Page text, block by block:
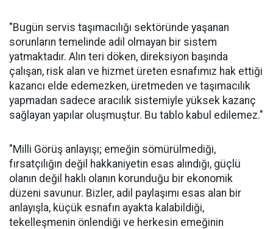
"Bugün servis taşımacılığı sektöründe yaşanan
sorunların temelinde adil olmayan bir sistem
yatmaktadır. Alın teri döken, direksiyon başında
çalışan, risk alan ve hizmet üreten esnafımız hak ettiği
kazancı elde edemezken, üretmeden ve taşımacılık
yapmadan sadece aracılık sistemiyle yüksek kazanç
sağlayan yapılar oluşmuştur. Bu tablo kabul edilemez."
"Milli Görüş anlayışı; emeğin sömürülmediği,
fırsatçılığın değil hakkaniyetin esas alındığı, güçlü
olanın değil haklı olanın korunduğu bir ekonomik
düzeni savunur. Bizler, adil paylaşımı esas alan bir
anlayışla, küçük esnafın ayakta kalabildiği,
tekelleşmenin önlendiği ve herkesin emeğinin